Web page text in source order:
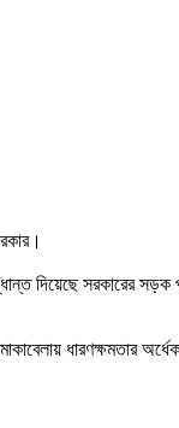
দিয়েছে সরকারের
ধারণক্ষমতার